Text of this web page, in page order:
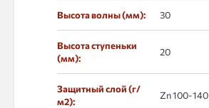
Высота волны (мм): 30
Высота ступеньки
(мм):
20
Защитный слой (г/
м2):
Zn 100-140